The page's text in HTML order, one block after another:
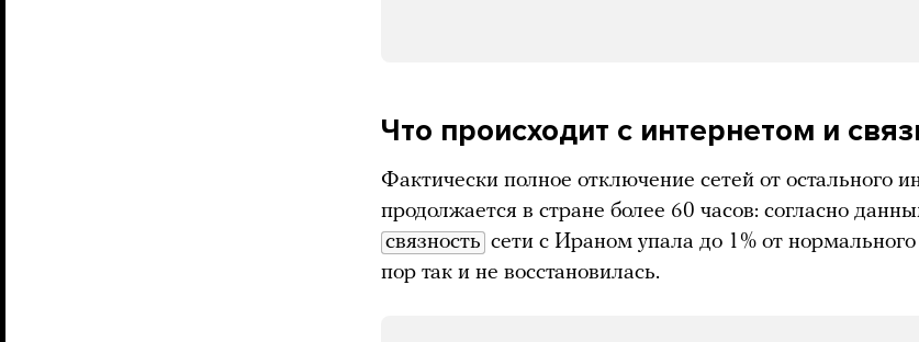
Что происходит с интернетом и
Фактически полное отключение сетей от остального
продолжается в стране более 60 часов: согласно
связность сети с Ираном упала до 1% от
пор так и не восстановилась.